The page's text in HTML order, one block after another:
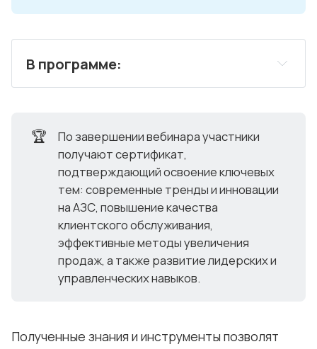
В программе:
Тенденции и инновации
тенденций и направлений развития
сетей АЗС и придорожного сервиса.
Глобальные изменения на рынке и их
влияние на работу АЗС: предпочтения
клиентов, рост конкуренции и новые
возможности.
Внедрение инновационных сервисов и
технологий для оптимизации работы и
🏆
По завершении вебинара участники
получают сертификат,
подтверждающий освоение ключевых
тем: современные тренды и инновации
на АЗС, повышение качества
клиентского обслуживания,
эффективные методы увеличения
продаж, а также развитие лидерских и
управленческих навыков.
Полученные знания и инструменты позволят